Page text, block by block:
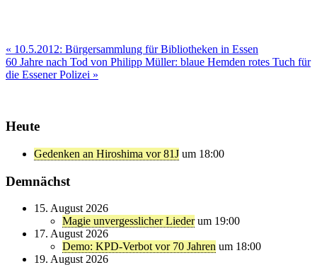
Beitragsnavigation
« 10.5.2012: Bürgersammlung für Bibliotheken in Essen
60 Jahre nach Tod von Philipp Müller: blaue Hemden rotes Tuch für
die Essener Polizei »
Heute
Gedenken an Hiroshima vor 81J um 18:00
Demnächst
15. August 2026
Magie unvergesslicher Lieder um 19:00
17. August 2026
Demo: KPD-Verbot vor 70 Jahren um 18:00
19. August 2026